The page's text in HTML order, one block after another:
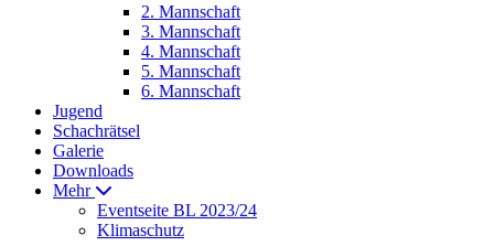
2. Mannschaft
3. Mannschaft
4. Mannschaft
5. Mannschaft
6. Mannschaft
Jugend
Schachrätsel
Galerie
Downloads
Mehr
Eventseite BL 2023/24
Klimaschutz